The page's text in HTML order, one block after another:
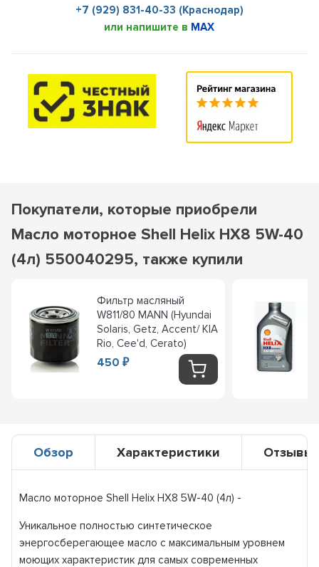
+7 (929) 831-40-33 (Краснодар)
или напишите в MAX
Покупатели, которые приобрели
Масло моторное Shell Helix HX8 5W-40
(4л) 550040295, также купили
Фильтр масляный
W811/80 MANN (Hyundai
Solaris, Getz, Accent/ KIA
Rio, Cee'd, Cerato)
450₽
Обзор Характеристики Отзывы
Масло моторное Shell Helix HX8 5W-40 (4л) -
Уникальное полностью синтетическое
энергосберегающее масло с максимальным уровнем
моющих характеристик для самых современных